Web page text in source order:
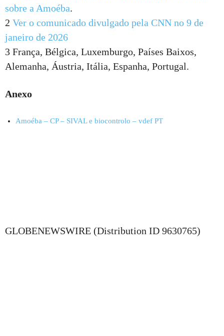
sobre a Amoéba.
2 Ver o comunicado divulgado pela CNN no 9 de
janeiro de 2026
3 França, Bélgica, Luxemburgo, Países Baixos,
Alemanha, Áustria, Itália, Espanha, Portugal.
Anexo
Amoéba – CP – SIVAL e biocontrolo – vdef PT
GLOBENEWSWIRE (Distribution ID 9630765)